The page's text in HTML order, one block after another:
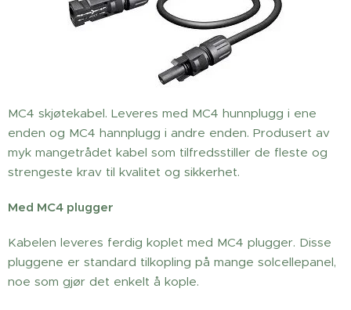
MC4 skjøtekabel. Leveres med MC4 hunnplugg i ene
enden og MC4 hannplugg i andre enden. Produsert av
myk mangetrådet kabel som tilfredsstiller de fleste og
strengeste krav til kvalitet og sikkerhet.
Med MC4 plugger
Kabelen leveres ferdig koplet med MC4 plugger. Disse
pluggene er standard tilkopling på mange solcellepanel,
noe som gjør det enkelt å kople.